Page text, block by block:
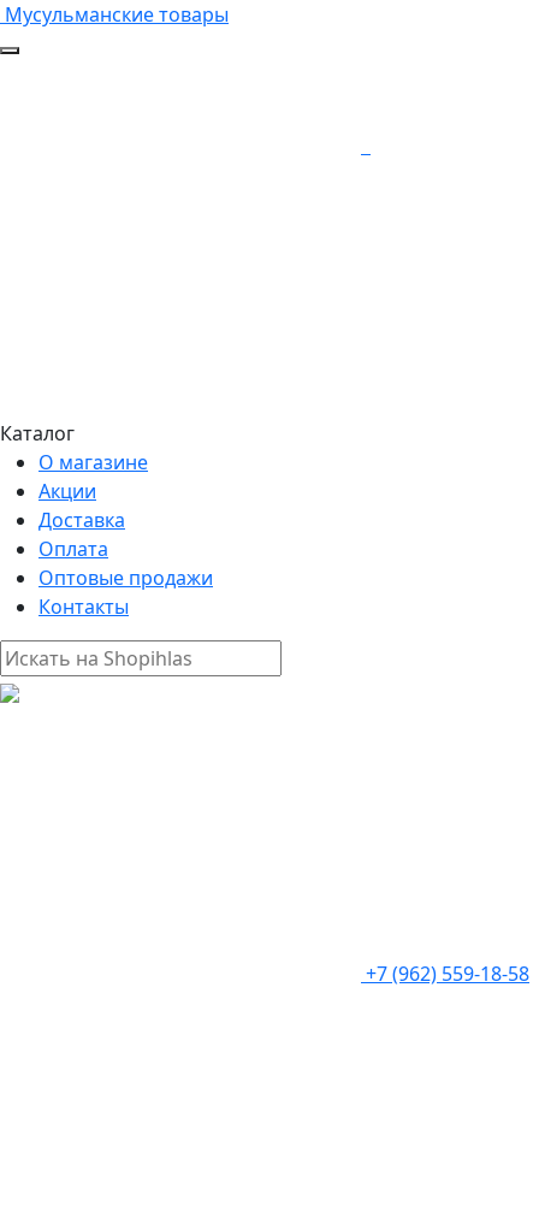
Мусульманские товары
Каталог
О магазине
Акции
Доставка
Оплата
Оптовые продажи
Контакты
+7 (962) 559-18-58